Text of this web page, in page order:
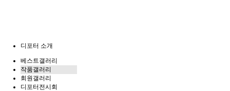
디포터 소개
베스트갤러리
작품갤러리
회원갤러리
디포터전시회